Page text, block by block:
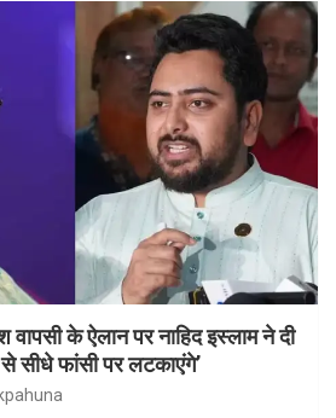
वापसी के ऐलान पर नाहिद इस्लाम ने दी
से सीधे फांसी पर लटकाएंगे’